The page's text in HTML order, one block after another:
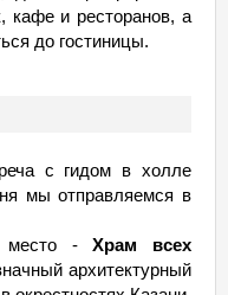
кафе и ресторанов, а
до гостиницы.
с гидом в холле
мы отправляемся в
место -Храм всех
архитектурный